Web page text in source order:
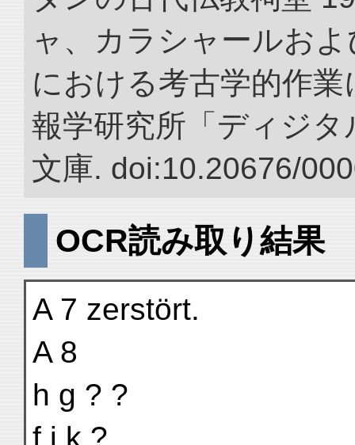
ャ、カラシャールお
における考古学的作
報学研究所「ディジ
文庫. doi:10.20676/
OCR読み取り結果
A 7 zerstört.
A 8
h g ? ?
f i k ?